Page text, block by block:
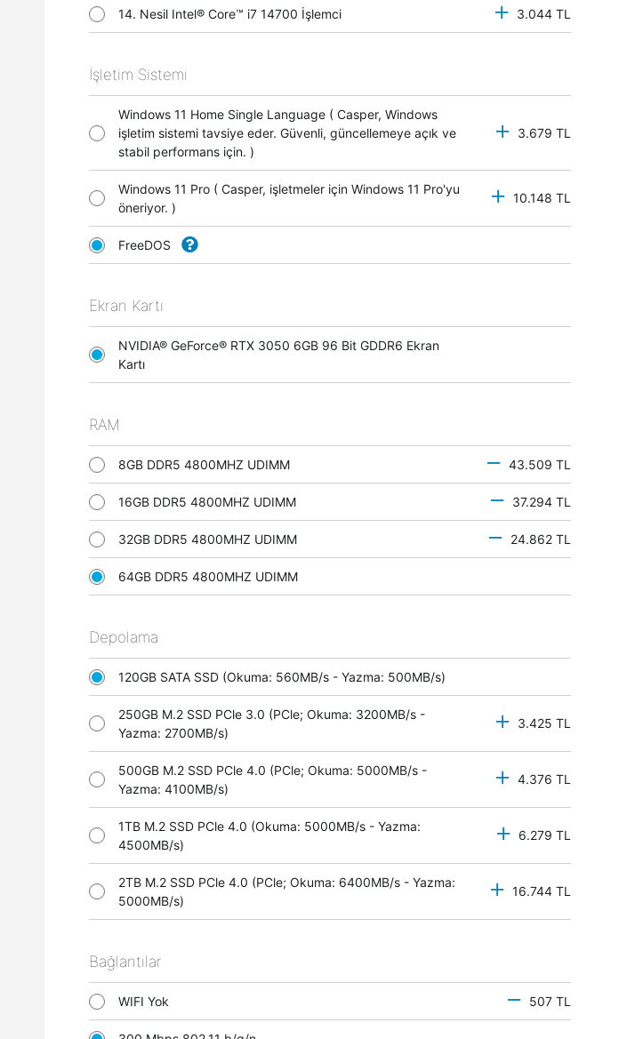
14. Nesil Intel® Core™ i7 14700 İşlemci 3.044 TL
İşletim Sistemi
Windows 11 Home Single Language ( Casper, Windows
işletim sistemi tavsiye eder. Güvenli, güncellemeye açık ve
stabil performans için. )
3.679 TL
Windows 11 Pro ( Casper, işletmeler için Windows 11 Pro'yu
öneriyor. )
10.148 TL
FreeDOS
Ekran Kartı
NVIDIA® GeForce® RTX 3050 6GB 96 Bit GDDR6 Ekran
Kartı
RAM
8GB DDR5 4800MHZ UDIMM 43.509 TL
16GB DDR5 4800MHZ UDIMM 37.294 TL
32GB DDR5 4800MHZ UDIMM 24.862 TL
64GB DDR5 4800MHZ UDIMM
Depolama
120GB SATA SSD (Okuma: 560MB/s - Yazma: 500MB/s)
250GB M.2 SSD PCle 3.0 (PCle; Okuma: 3200MB/s -
Yazma: 2700MB/s)
3.425 TL
500GB M.2 SSD PCle 4.0 (PCle; Okuma: 5000MB/s -
Yazma: 4100MB/s)
4.376 TL
1TB M.2 SSD PCle 4.0 (Okuma: 5000MB/s - Yazma:
4500MB/s)
6.279 TL
2TB M.2 SSD PCle 4.0 (PCle; Okuma: 6400MB/s - Yazma:
5000MB/s)
16.744 TL
Bağlantılar
WIFI Yok 507 TL